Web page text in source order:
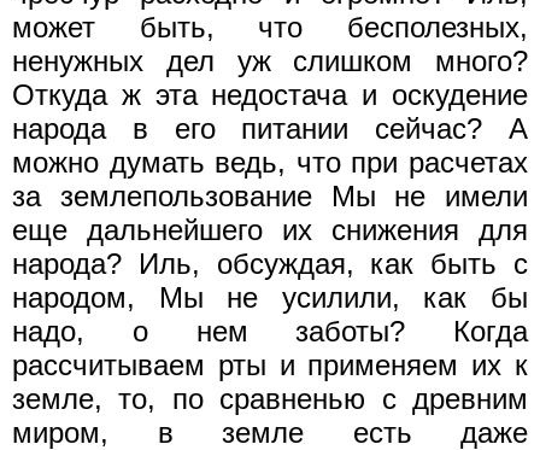
может быть, что бесполезных,
ненужных дел уж слишком много?
Откуда ж эта недостача и оскудение
народа в его питании сейчас? А
можно думать ведь, что при расчетах
за землепользование Мы не имели
еще дальнейшего их снижения для
народа? Иль, обсуждая, как быть с
народом, Мы не усилили, как бы
надо, о нем заботы? Когда
рассчитываем рты и применяем их к
земле, то, по сравненью с древним
миром, в земле есть даже